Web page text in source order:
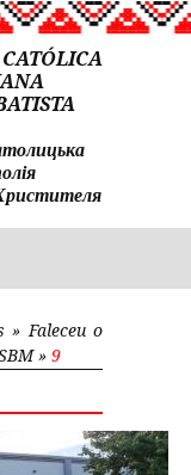
» Faleceu o
» 9